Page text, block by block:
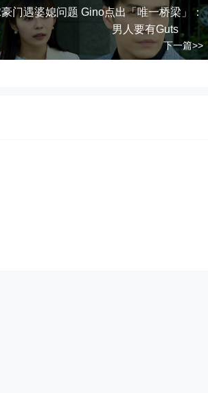
门遇婆媳问题 Gino点出「唯一桥梁」：
男人要有Guts
下一篇>>